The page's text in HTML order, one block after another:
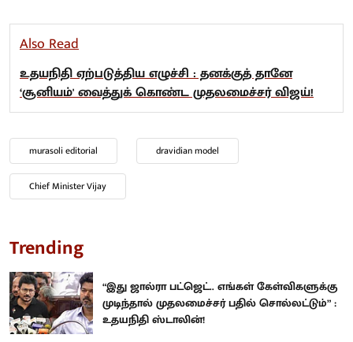
Also Read
உதயநிதி ஏற்படுத்திய எழுச்சி : தனக்குத் தானே
‘சூனியம்' வைத்துக் கொண்ட முதலமைச்சர் விஜய்!
murasoli editorial dravidian model
Chief Minister Vijay
Trending
“இது ஜால்ரா பட்ஜெட்.. எங்கள் கேள்விகளுக்கு
முடிந்தால் முதலமைச்சர் பதில் சொல்லட்டும்” :
உதயநிதி ஸ்டாலின்!